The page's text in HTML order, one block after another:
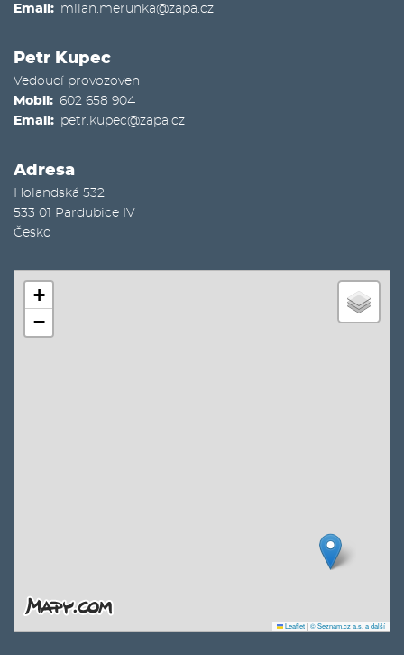
Email
milan.merunka@zapa.cz
Petr Kupec
Vedoucí provozoven
Mobil
602 658 904
Email
petr.kupec@zapa.cz
Adresa
Holandská 532
533 01
Pardubice IV
Česko
+
−
Leaflet|© Seznam.cz a.s. a další